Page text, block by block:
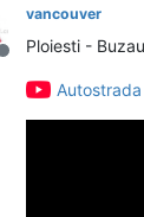
Deconectat
vancouver
Ploiesti -